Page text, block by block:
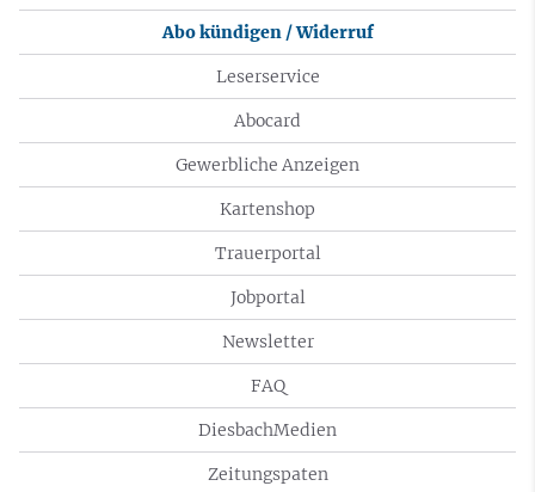
Abo kündigen / Widerruf
Leserservice
Abocard
Gewerbliche Anzeigen
Kartenshop
Trauerportal
Jobportal
Newsletter
FAQ
DiesbachMedien
Zeitungspaten